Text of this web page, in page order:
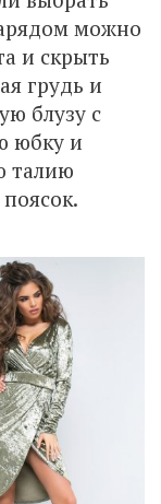
можно
и скрыть
грудь и
блузу с
юбку и
талию